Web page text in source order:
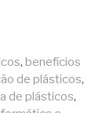
, benefícios
de plásticos,
de plásticos,